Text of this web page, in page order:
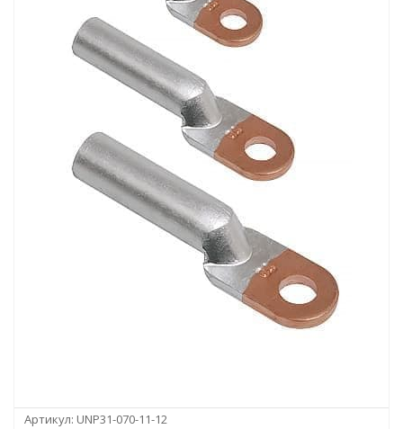
Артикул: UNP31-070-11-12